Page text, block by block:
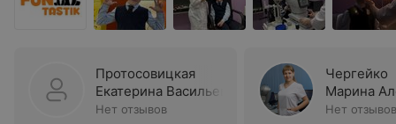
Протосовицкая
Екатерина Васильевна
Нет отзывов
Чергейко
Марина
Нет отзывов